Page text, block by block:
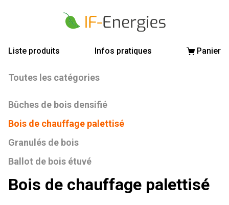
Liste produits Infos pratiques Panier
Toutes les catégories
Bûches de bois densifié
Bois de chauffage palettisé
Granulés de bois
Ballot de bois étuvé
Bois de chauffage palettisé